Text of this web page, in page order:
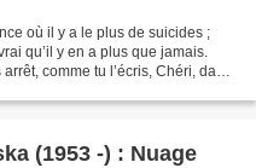
où il y a le plus de suicides ;
qu’il y en a plus que jamais.
comme tu l’écris, Chéri, dans
(1953 -) : Nuage